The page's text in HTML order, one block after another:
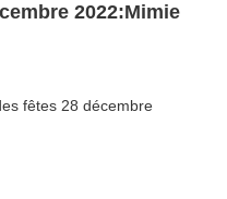
2022:Mimie